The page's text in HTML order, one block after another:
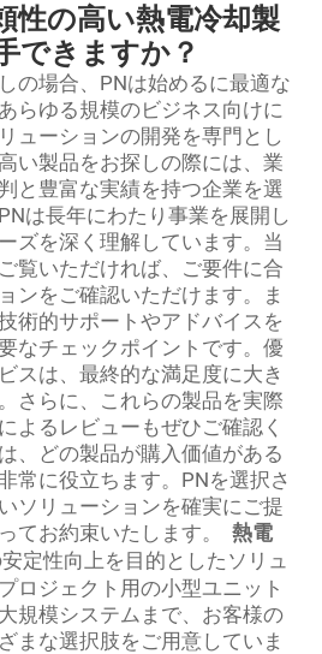
性の高い熱電冷却製
できますか？
の場合、PNは始めるに最適な
らゆる規模のビジネス向けに
ューションの開発を専門とし
い製品をお探しの際には、業
と豊富な実績を持つ企業を選
は長年にわたり事業を展開し
ズを深く理解しています。当
覧いただければ、ご要件に合
ンをご確認いただけます。ま
術的サポートやアドバイスを
なチェックポイントです。優
スは、最終的な満足度に大き
さらに、これらの製品を実際
よるレビューもぜひご確認く
、どの製品が購入価値がある
常に役立ちます。PNを選択さ
ソリューションを確実にご提
てお約束いたします。
熱電
定性向上を目的としたソリュ
ロジェクト用の小型ユニット
規模システムまで、お客様の
まな選択肢をご用意していま